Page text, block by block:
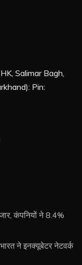
Salimar Bagh,
Pin:
कंपनियों ने 8.4%
ने इनक्यूबेटर नेटवर्क